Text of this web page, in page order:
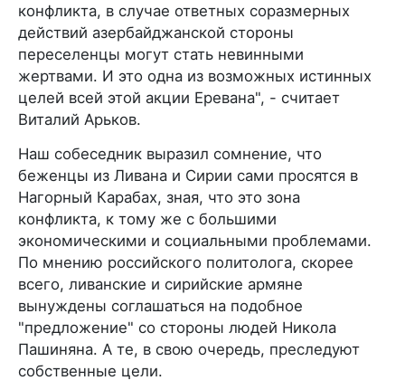
конфликта, в случае ответных соразмерных
действий азербайджанской стороны
переселенцы могут стать невинными
жертвами. И это одна из возможных истинных
целей всей этой акции Еревана", - считает
Виталий Арьков.
Наш собеседник выразил сомнение, что
беженцы из Ливана и Сирии сами просятся в
Нагорный Карабах, зная, что это зона
конфликта, к тому же с большими
экономическими и социальными проблемами.
По мнению российского политолога, скорее
всего, ливанские и сирийские армяне
вынуждены соглашаться на подобное
"предложение" со стороны людей Никола
Пашиняна. А те, в свою очередь, преследуют
собственные цели.